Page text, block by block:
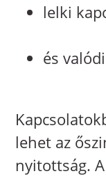
lelki
és
lehet az
nyitottság.